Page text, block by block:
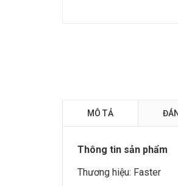
MÔ TẢ
Thông tin sản phẩm
Thương hiệu: Faster